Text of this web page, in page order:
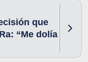
que
“Me dolía